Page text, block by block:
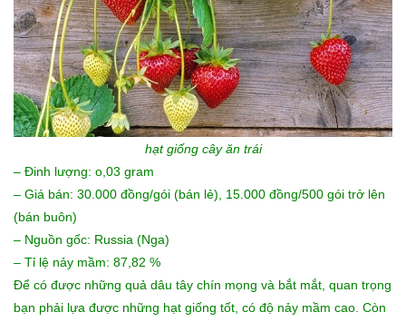
hạt giống cây ăn trái
– Đinh lượng: o,03 gram
– Giá bán: 30.000 đồng/gói (bán lẻ), 15.000 đồng/500 gói trở lên
(bán buôn)
– Nguồn gốc: Russia (Nga)
– Tỉ lệ nảy mầm: 87,82 %
Để có được những quả dâu tây chín mọng và bắt mắt, quan trọng
bạn phải lựa được những hạt giống tốt, có độ nảy mầm cao. Còn